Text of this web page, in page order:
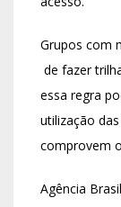
Grupos com
de fazer
essa regra
utilização
comprovem
Agência Brasil